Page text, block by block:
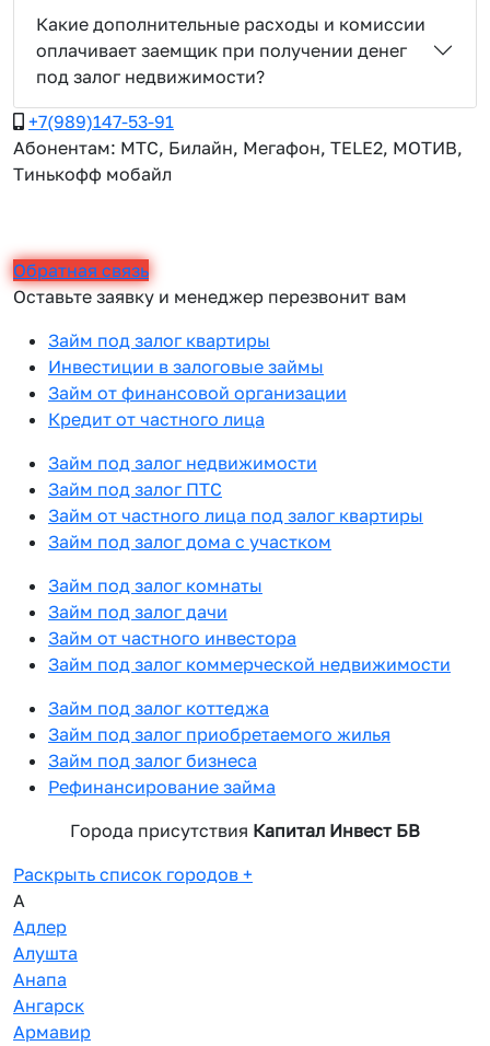
Какие дополнительные расходы и комиссии
оплачивает заемщик при получении денег
под залог недвижимости?
+7(989)147-53-91
Абонентам: МТС, Билайн, Мегафон, TELE2, МОТИВ,
Тинькофф мобайл
Обратная связь
Оставьте заявку и менеджер перезвонит вам
Займ под залог квартиры
Инвестиции в залоговые займы
Займ от финансовой организации
Кредит от частного лица
Займ под залог недвижимости
Займ под залог ПТС
Займ от частного лица под залог квартиры
Займ под залог дома с участком
Займ под залог комнаты
Займ под залог дачи
Займ от частного инвестора
Займ под залог коммерческой недвижимости
Займ под залог коттеджа
Займ под залог приобретаемого жилья
Займ под залог бизнеса
Рефинансирование займа
Города присутствия Капитал Инвест БВ
Раскрыть список городов +
А
Адлер
Алушта
Анапа
Ангарск
Армавир